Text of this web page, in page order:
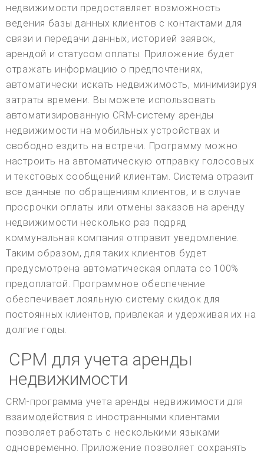
недвижимости предоставляет возможность
ведения базы данных клиентов с контактами для
связи и передачи данных, историей заявок,
арендой и статусом оплаты. Приложение будет
отражать информацию о предпочтениях,
автоматически искать недвижимость, минимизируя
затраты времени. Вы можете использовать
автоматизированную CRM-систему аренды
недвижимости на мобильных устройствах и
свободно ездить на встречи. Программу можно
настроить на автоматическую отправку голосовых
и текстовых сообщений клиентам. Система отразит
все данные по обращениям клиентов, и в случае
просрочки оплаты или отмены заказов на аренду
недвижимости несколько раз подряд
коммунальная компания отправит уведомление.
Таким образом, для таких клиентов будет
предусмотрена автоматическая оплата со 100%
предоплатой. Программное обеспечение
обеспечивает лояльную систему скидок для
постоянных клиентов, привлекая и удерживая их на
долгие годы.
СРМ для учета аренды
недвижимости
CRM-программа учета аренды недвижимости для
взаимодействия с иностранными клиентами
позволяет работать с несколькими языками
одновременно. Приложение позволяет сохранять